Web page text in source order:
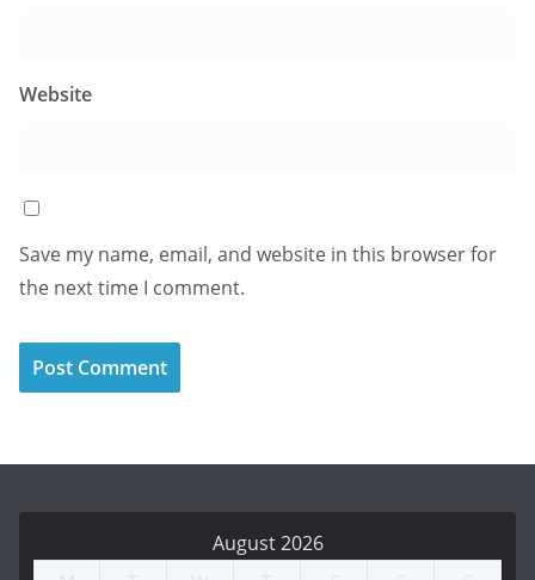
Website
Save my name, email, and website in this browser for
the next time I comment.
August 2026